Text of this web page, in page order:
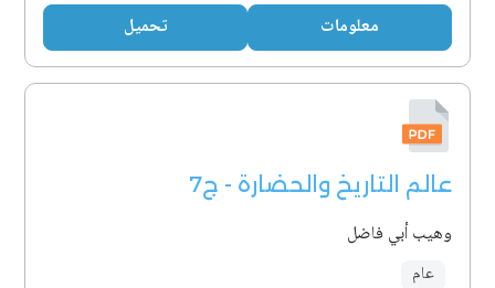
معلومات تحميل
عالم التاريخ والحضارة - ج7
وهيب أبي فاضل
عام